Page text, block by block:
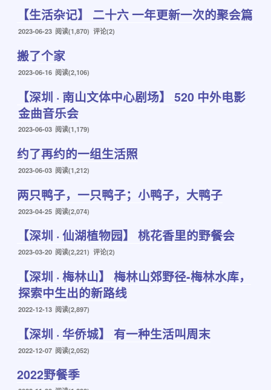
【生活杂记】 二十六 一年更新一次的聚会篇
发
于
2023-06-23 阅读(1,870) 评论(2)
搬了个家
发
2023-06-16 阅读(2,106)
【深圳 · 南山文体中心剧场】 520 中外电影
金曲音乐会
发
于
2023-06-03 阅读(1,179)
约了再约的一组生活照
发
于
2023-06-03 阅读(1,212)
两只鸭子，一只鸭子；小鸭子，大鸭子
发
2023-04-25 阅读(2,074)
【深圳 · 仙湖植物园】 桃花香里的野餐会
发
2023-03-20 阅读(2,221) 评论(2)
【深圳 · 梅林山】 梅林山郊野径-梅林水库，
探索中生出的新路线
发
2022-12-13 阅读(2,897)
【深圳 · 华侨城】 有一种生活叫周末
发
于
2022-12-07 阅读(2,052)
2022野餐季